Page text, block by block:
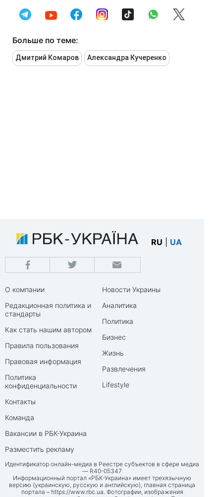
Больше по теме:
Дмитрий Комаров Александра Кучеренко
RU UA
О компании
Редакционная политика и
стандарты
Как стать нашим автором
Правила пользования
Правовая информация
Политика
конфиденциальности
Контакты
Команда
Вакансии в РБК-Украина
Разместить рекламу
Новости Украины
Аналитика
Политика
Бизнес
Жизнь
Развлечения
Lifestyle
Идентификатор онлайн-медиа в Реестре субъектов в сфере медиа
— R40-05347
Информационный портал «РБК-Украина» имеет трехязычную
версию (украинскую, русскую и английскую), главная страница
портала – https://www.rbc.ua . Фотографии, изображения